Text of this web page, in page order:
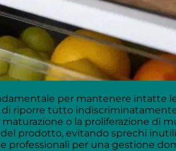
per mantenere intatte
riporre tutto
o la proliferazione di
prodotto, evitando sprechi
professionali per una gestione